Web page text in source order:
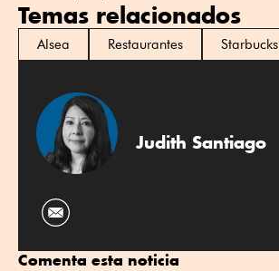
Temas relacionados
Alsea Restaurantes Starbucks
Judith Santiago
Comenta esta noticia